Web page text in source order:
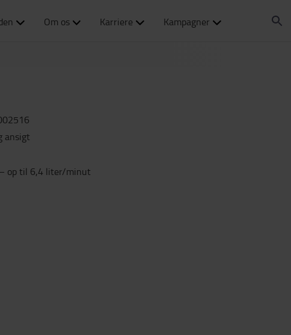
Om os Karriere Kampagner
ansigt
op til 6,4 liter/minut